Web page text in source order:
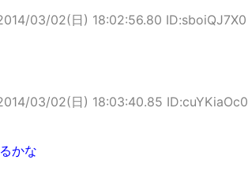
03/02(日) 18:02:56.80 ID:sboiQJ7X0
03/02(日) 18:03:40.85 ID:cuYKiaOc0
かな